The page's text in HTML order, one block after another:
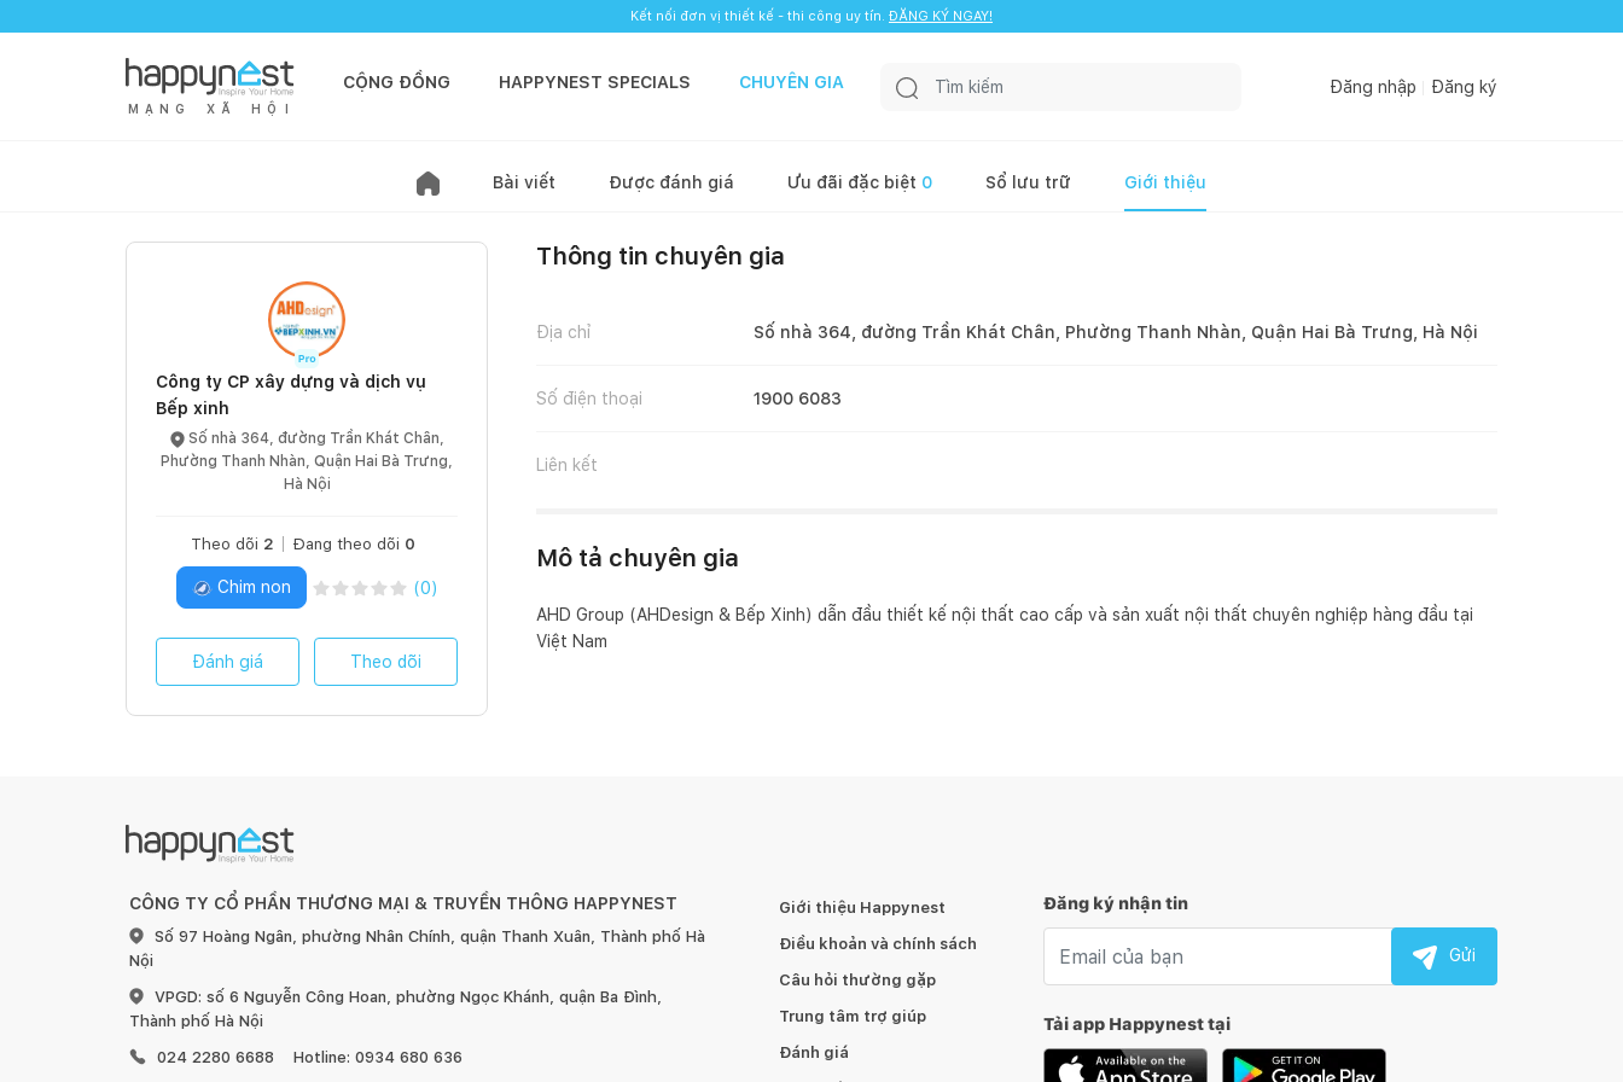
Kết nối đơn vị thiết kế - thi công uy tín. ĐĂNG KÝ NGAY!
M Ạ N G X Ã H Ộ I
CỘNG ĐỒNG HAPPYNEST SPECIALS CHUYÊN GIA Đăng nhập Đăng ký
Bài viết Được đánh giá Ưu đãi đặc biệt 0 Sổ lưu trữ Giới thiệu
Công ty CP xây dựng và dịch vụ
Bếp xinh
Số nhà 364, đường Trần Khát Chân,
Phường Thanh Nhàn, Quận Hai Bà Trưng,
Hà Nội
Theo dõi 2 Đang theo dõi 0
Chim non (0)
Đánh giá Theo dõi
Thông tin chuyên gia
Địa chỉ Số nhà 364, đường Trần Khát Chân, Phường Thanh Nhàn, Quận Hai Bà Trưng, Hà Nội
Số điện thoại 1900 6083
Liên kết
Mô tả chuyên gia
AHD Group (AHDesign & Bếp Xinh) dẫn đầu thiết kế nội thất cao cấp và sản xuất nội thất chuyên nghiệp hàng đầu tại
Việt Nam
CÔNG TY CỔ PHẦN THƯƠNG MẠI & TRUYỀN THÔNG HAPPYNEST
Số 97 Hoàng Ngân, phường Nhân Chính, quận Thanh Xuân, Thành phố Hà
Nội
VPGD: số 6 Nguyễn Công Hoan, phường Ngọc Khánh, quận Ba Đình,
Thành phố Hà Nội
024 2280 6688
Hotline: 0934 680 636
Giới thiệu Happynest
Điều khoản và chính sách
Câu hỏi thường gặp
Trung tâm trợ giúp
Đánh giá
Đăng ký nhận tin
Gửi
Tải app Happynest tại